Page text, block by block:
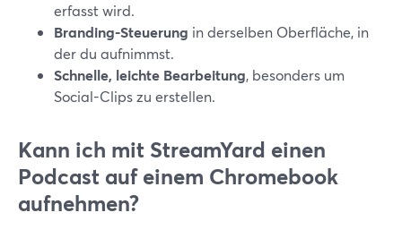
erfasst wird.
Branding-Steuerung in derselben Oberfläche, in
der du aufnimmst.
Schnelle, leichte Bearbeitung, besonders um
Social-Clips zu erstellen.
Kann ich mit StreamYard einen
Podcast auf einem Chromebook
aufnehmen?